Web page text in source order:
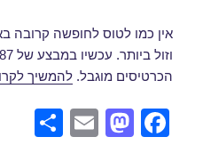
אין כמו לטוס לחופשה קרובה
הכרטיסים מוגבל.להמשיך
F
M
E